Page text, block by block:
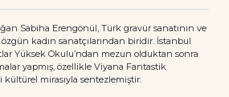
Sabiha Erengönül, Türk gravür sanatının ve
kadın sanatçılarından biridir. İstanbul
Yüksek Okulu’ndan mezun olduktan sonra
yapmış, özellikle Viyana Fantastik
mirasıyla sentezlemiştir.